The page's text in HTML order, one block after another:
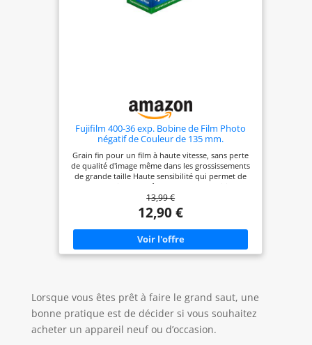
Fujifilm 400-36 exp. Bobine de Film Photo
négatif de Couleur de 135 mm.
Grain fin pour un film à haute vitesse, sans perte
de qualité d'image même dans les grossissements
de grande taille Haute sensibilité qui permet de
capturer des images même dans des conditions de
lumière insuffisante Rouge, bleu, jaune, violet et
une variété de verts dynamiques et dynamiques
avec une fidélité améliorée Teintes de peau
douces, neutres, naturelles et épurées
Représentation extrêmement nette de tous les
aspects du thème, de la forme générale aux détails
de texture. L'équilibre des gris est maintenu avec
13,99 €
12,90 €
Lorsque vous êtes prêt à faire le grand saut, une
bonne pratique est de décider si vous souhaitez
acheter un appareil neuf ou d’occasion.